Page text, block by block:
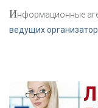
Информационные
ведущих